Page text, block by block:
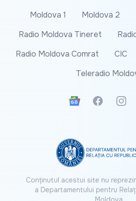
Moldova 1 Moldova 2
Radio Moldova Tineret
Radio Moldova Comrat
CIC
Teleradio
Google News
Facebook
Conținutul acestui site nu
a Departamentului pentru